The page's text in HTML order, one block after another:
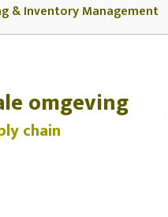
& Inventory Management
omgeving
chain